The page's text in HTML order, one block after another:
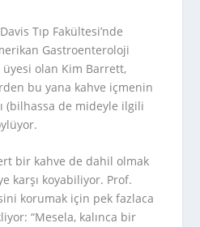
Tıp Fakültesi’nde
Gastroenteroloji
olan Kim Barrett,
bu yana kahve içmenin
(bilhassa de mideyle ilgili
bir kahve de dahil olmak
karşı koyabiliyor. Prof.
korumak için pek fazlaca
“Mesela, kalınca bir